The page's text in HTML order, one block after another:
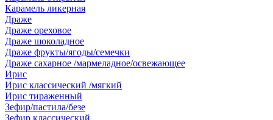
Карамель ликерная
Драже
Драже ореховое
Драже шоколадное
Драже фрукты/ягоды/семечки
Драже сахарное /мармеладное/освежающее
Ирис
Ирис классический /мягкий
Ирис тираженный
Зефир/пастила/безе
Зефир классический